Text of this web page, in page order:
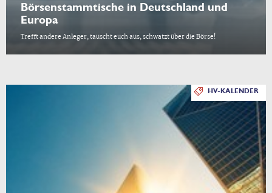
Börsenstammtische in Deutschland und
Europa
Trefft andere Anleger, tauscht euch aus, schwatzt über die Börse!
HV-KALENDER